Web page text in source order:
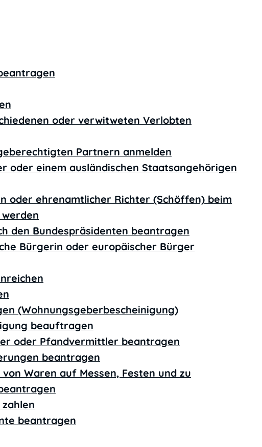
oder verwitweten Verlobten
Partnern anmelden
oder einem ausländischen Staatsangehörigen
oder ehrenamtlicher Richter (Schöffen) beim
den Bundespräsidenten beantragen
Bürgerin oder europäischer Bürger
(Wohnungsgeberbescheinigung)
beauftragen
oder Pfandvermittler beantragen
beantragen
Waren auf Messen, Festen und zu
beantragen